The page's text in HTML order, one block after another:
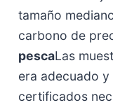
tamaño
carbono de
pescaLas
era adecuado
certificados